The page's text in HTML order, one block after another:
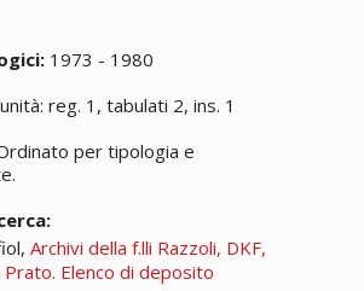
1973 - 1980
reg. 1, tabulati 2, ins. 1
per tipologia e
Archivi della f.lli Razzoli, DKF,
Elenco di deposito